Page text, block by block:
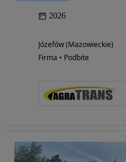
2026
Józefów (Mazowieckie)
Firma • Podbite